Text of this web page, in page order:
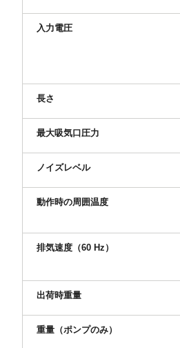
入力電圧
長さ
最大吸気口圧力
ノイズレベル
動作時の周囲温度
排気速度（60 Hz）
出荷時重量
重量（ポンプのみ）